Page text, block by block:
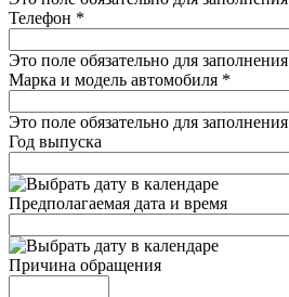
Телефон *
Это поле обязательно для заполнения
Марка и модель автомобиля *
Это поле обязательно для заполнения
Год выпуска
Предполагаемая дата и время
Причина обращения